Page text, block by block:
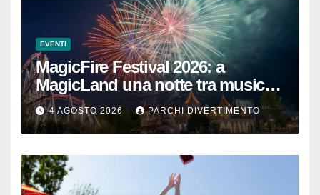
EVENTI
MagicFire Festival 2026: a
MagicLand una notte tra musica,
fuochi d’artificio e attrazioni
4 AGOSTO 2026 PARCHI DIVERTIMENTO